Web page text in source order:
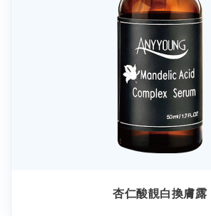
杏仁酸靚白換膚露